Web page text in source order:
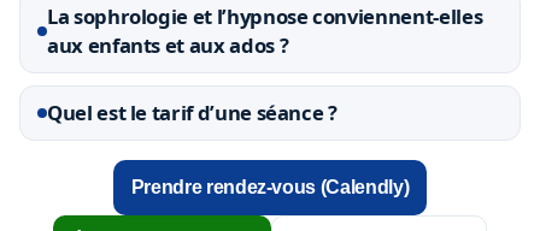
La sophrologie et l’hypnose conviennent-elles
aux enfants et aux ados ?
Quel est le tarif d’une séance ?
Prendre rendez-vous (Calendly)